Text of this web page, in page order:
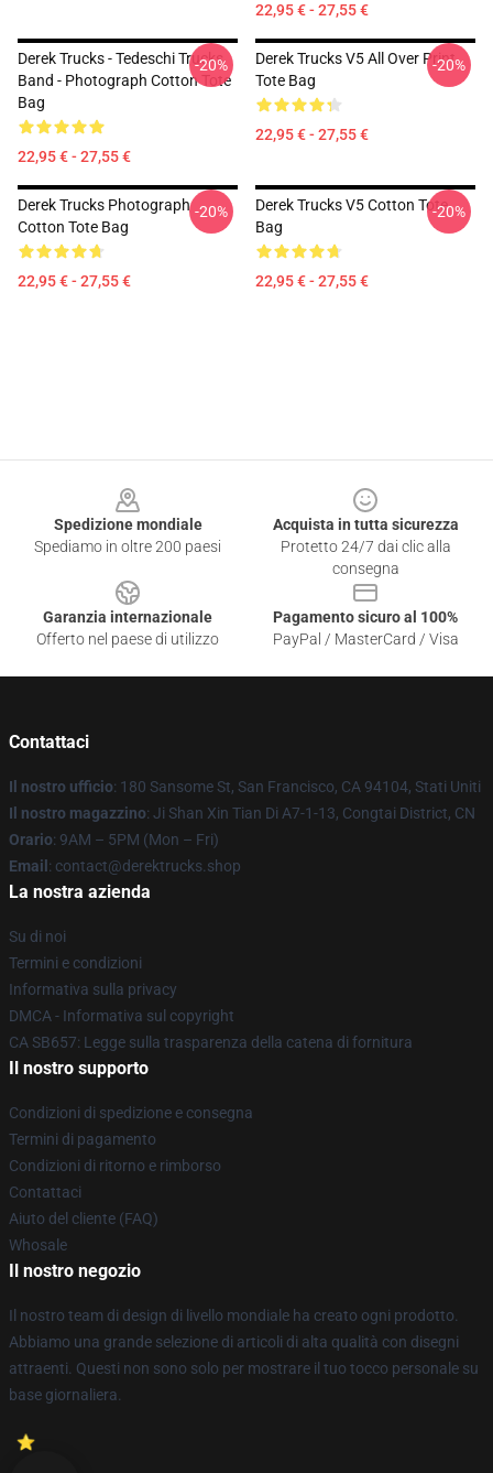
22,95 € - 27,55 €
Derek Trucks - Tedeschi Trucks
Band - Photograph Cotton Tote
Bag
22,95 € - 27,55 €
-20%
Derek Trucks V5 All Over Print
Tote Bag
22,95 € - 27,55 €
-20%
Derek Trucks Photograph
Cotton Tote Bag
22,95 € - 27,55 €
-20%
Derek Trucks V5 Cotton Tote
Bag
22,95 € - 27,55 €
-20%
Spedizione mondiale
Spediamo in oltre 200 paesi
Acquista in tutta sicurezza
Protetto 24/7 dai clic alla
consegna
Garanzia internazionale
Offerto nel paese di utilizzo
Pagamento sicuro al 100%
PayPal / MasterCard / Visa
Contattaci
Il nostro ufficio: 180 Sansome St, San Francisco, CA 94104, Stati Uniti
Il nostro magazzino: Ji Shan Xin Tian Di A7-1-13, Congtai District, CN
Orario: 9AM – 5PM (Mon – Fri)
Email : contact@derektrucks.shop
La nostra azienda
Su di noi
Termini e condizioni
Informativa sulla privacy
DMCA - Informativa sul copyright
CA SB657: Legge sulla trasparenza della catena di fornitura
Il nostro supporto
Condizioni di spedizione e consegna
Termini di pagamento
Condizioni di ritorno e rimborso
Contattaci
Aiuto del cliente (FAQ)
Whosale
Il nostro negozio
Il nostro team di design di livello mondiale ha creato ogni prodotto.
Abbiamo una grande selezione di articoli di alta qualità con disegni
attraenti. Questi non sono solo per mostrare il tuo tocco personale su
base giornaliera.